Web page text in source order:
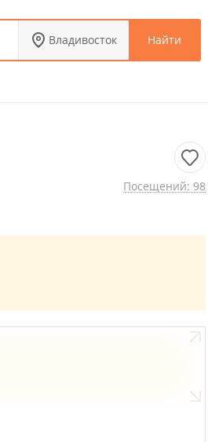
Владивосток Найти
Посещений: 98